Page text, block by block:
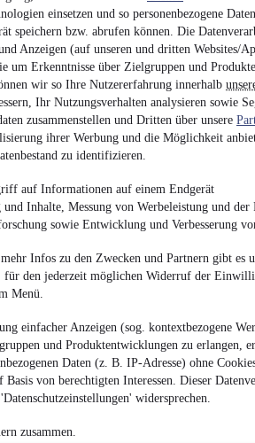
einsetzen und so personenbezogene
speichern bzw. abrufen können. Die
Anzeigen (auf unseren und dritten Websites/
um Erkenntnisse über Zielgruppen und
wir so Ihre Nutzererfahrung innerhalb
Ihr Nutzungsverhalten analysieren sowie
zusammenstellen und Dritten über unsere
ihrer Werbung und die Möglichkeit
zu identifizieren.
auf Informationen auf einem Endgerät
und Inhalte, Messung von Werbeleistung und der
sowie Entwicklung und Verbesserung
Infos zu den Zwecken und Partnern gibt es
für den jederzeit möglichen Widerruf der
Menü.
einfacher Anzeigen (sog. kontextbezogene
und Produktentwicklungen zu erlangen,
Daten (z. B. IP-Adresse) ohne
Basis von berechtigten Interessen. Dieser
widersprechen.
zusammen.